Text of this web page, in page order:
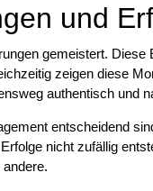
und
gemeistert. Diese
zeigen diese
authentisch und
entscheidend
nicht zufällig